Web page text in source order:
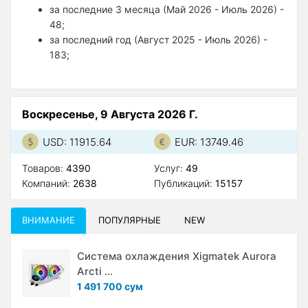
за последние 3 месяца (Май 2026 - Июль 2026) -
48;
за последний год (Август 2025 - Июль 2026) -
183;
Воскресенье, 9 Августа 2026 Г.
USD: 11915.64 EUR: 13749.46
Товаров: 4390
Компаний: 2638
Услуг: 49
Публикаций: 15157
ВНИМАНИЕ ПОПУЛЯРНЫЕ NEW
Система охлаждения Xigmatek Aurora
Arcti ...
1 491 700 сум